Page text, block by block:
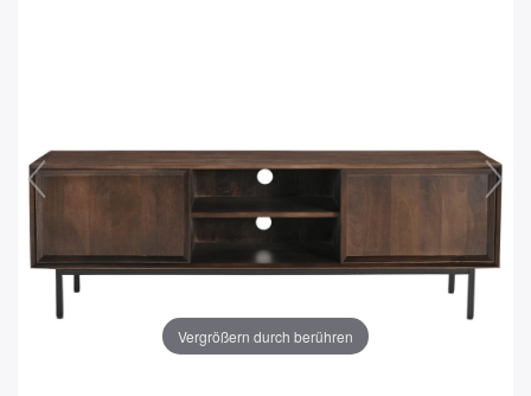
Vergrößern durch berühren